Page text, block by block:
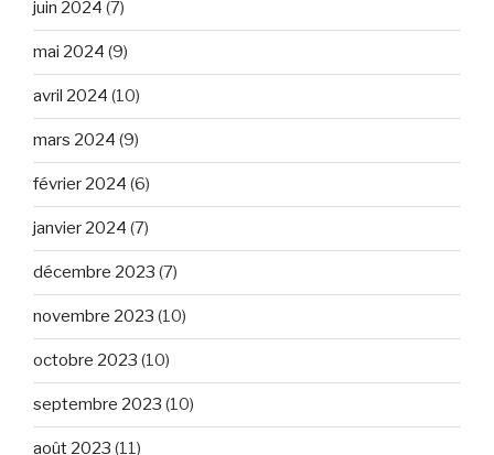
juin 2024 (7)
mai 2024 (9)
avril 2024 (10)
mars 2024 (9)
février 2024 (6)
janvier 2024 (7)
décembre 2023 (7)
novembre 2023 (10)
octobre 2023 (10)
septembre 2023 (10)
août 2023 (11)